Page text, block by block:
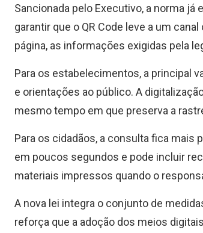
Sancionada pelo Executivo, a norma
garantir que o QR Code leve a um
página, as informações exigidas pela
Para os estabelecimentos, a principal
e orientações ao público. A
mesmo tempo em que preserva a
Para os cidadãos, a consulta fica mais
em poucos segundos e pode incluir
materiais impressos quando o
A nova lei integra o conjunto de
reforça que a adoção dos meios